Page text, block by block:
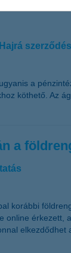
a
köthető.
a
korábbi
elkezdődhet